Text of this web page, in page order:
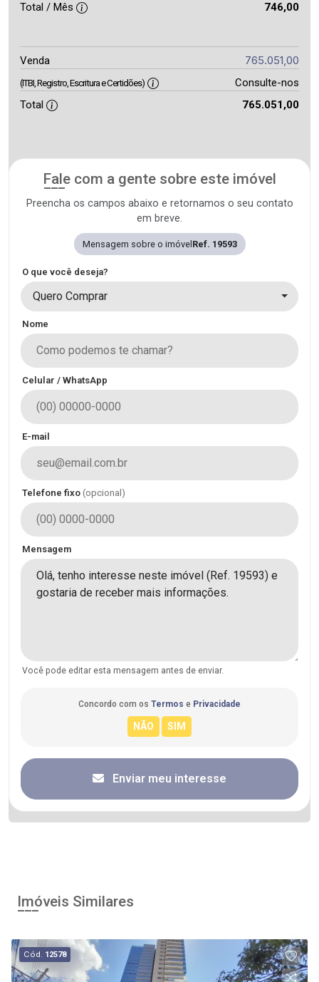
Total / Mês
746,00
Venda 765.051,00
(ITBI, Registro, Escritura e Certidões)
Consulte-nos
Total
765.051,00
Fale com a gente sobre este imóvel
Preencha os campos abaixo e retornamos o seu contato
em breve.
Mensagem sobre o imóvel Ref. 19593
O que você deseja?
Quero Comprar
Nome
Celular / WhatsApp
E-mail
Telefone fixo (opcional)
Mensagem
Você pode editar esta mensagem antes de enviar.
Concordo com os Termos e Privacidade
Enviar meu interesse
Imóveis Similares
Cód. 12578